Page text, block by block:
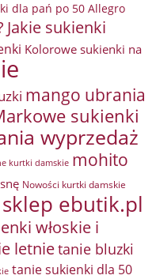
dla pań po 50 Allegro
Jakie sukienki
Kolorowe sukienki na
mango ubrania
sukienki
wyprzedaż
kurtki damskie mohito
Nowości kurtki damskie
sklep ebutik.pl
włoskie i
letnietanie bluzki
tanie sukienki dla 50